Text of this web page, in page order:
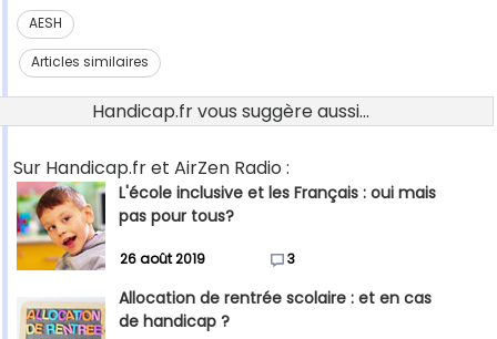
AESH
Articles similaires
Handicap.fr vous suggère aussi...
Sur Handicap.fr et AirZen Radio :
L'école inclusive et les Français : oui mais
pas pour tous?
26 août 2019 3
Allocation de rentrée scolaire : et en cas
de handicap ?